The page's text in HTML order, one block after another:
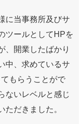
に当事務所及びサ
ツールとしてHPを
、開業したばかり
中、求めているサ
もらうことがで
ないレベルと感じ
ただきました。